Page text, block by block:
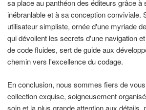
sa place au panthéon des éditeurs grâce à
inébranlable et à sa conception conviviale.
utilisateur simpliste, ornée d'une myriade
qui dévoilent les secrets d'une navigation
de code fluides, sert de guide aux
chemin vers l'excellence du codage.
En conclusion, nous sommes fiers de
collection exquise, soigneusement
soin et la plus grande attention aux détails,